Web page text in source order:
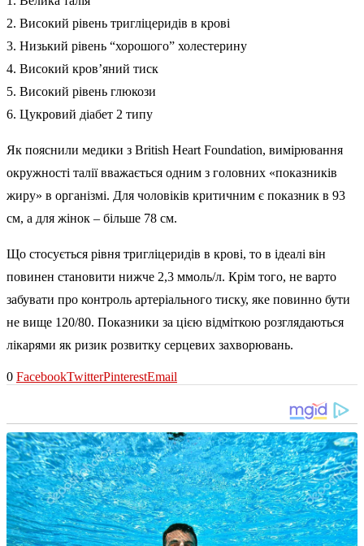
2. Високий рівень тригліцеридів в крові
3. Низький рівень “хорошого” холестерину
4. Високий кров’яний тиск
5. Високий рівень глюкози
6. Цукровий діабет 2 типу
Як пояснили медики з British Heart Foundation, вимірювання
окружності талії вважається одним з головних «показників
жиру» в організмі. Для чоловіків критичним є показник в 93
см, а для жінок – більше 78 см.
Що стосується рівня тригліцеридів в крові, то в ідеалі він
повинен становити нижче 2,3 ммоль/л. Крім того, не варто
забувати про контроль артеріального тиску, яке повинно бути
не вище 120/80. Показники за цією відміткою розглядаються
лікарями як ризик розвитку серцевих захворювань.
0 FacebookTwitterPinterestEmail